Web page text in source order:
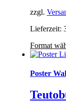
zzgl.
Lieferzeit:
Format
Poster